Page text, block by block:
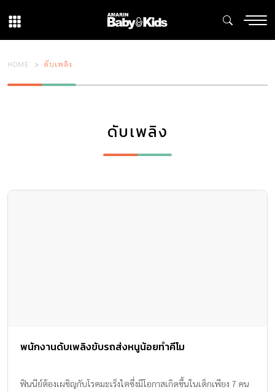
HOME ดับเพลิง
ดับเพลิง
พนักงานดับเพลิงขับรถส่งหนูน้อยทำคีโม
ฟินนีย์ต้องเผชิญกับโรคมะเร็งไตซึ่งมีโอกาสเกิดขึ้นในเด็กเพียง 7 คน